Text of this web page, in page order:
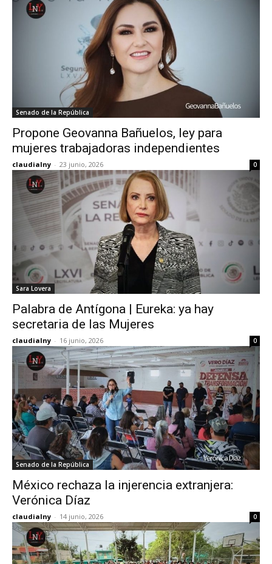
Senado de la República
Propone Geovanna Bañuelos, ley para
mujeres trabajadoras independientes
claudialny - 23 junio, 2026 0
Sara Lovera
Palabra de Antígona | Eureka: ya hay
secretaria de las Mujeres
claudialny - 16 junio, 2026 0
Senado de la República
México rechaza la injerencia extranjera:
Verónica Díaz
claudialny - 14 junio, 2026 0